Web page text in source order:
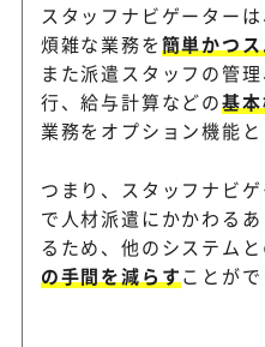
スタッフナビゲーター
煩雑な業務を簡単かつ
また派遣スタッフの管
行、給与計算などの基
業務をオプション機能と
つまり、スタッフナビ
で人材派遣にかかわる
るため、他のシステム
の手間を減らすことがで